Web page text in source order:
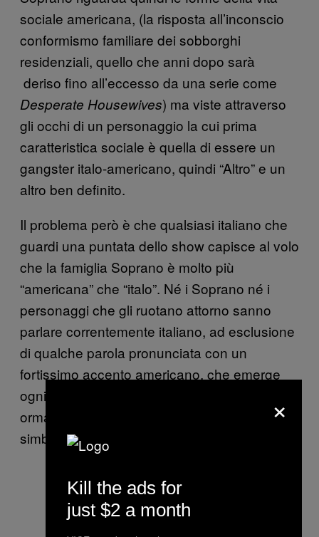
sociale americana, (la risposta all’inconscio
conformismo familiare dei sobborghi
residenziali, quello che anni dopo sarà
deriso fino all’eccesso da una serie come
Desperate Housewives) ma viste attraverso
gli occhi di un personaggio la cui prima
caratteristica sociale è quella di essere un
gangster italo-americano, quindi “Altro” e un
altro ben definito.
Il problema però è che qualsiasi italiano che
guardi una puntata dello show capisce al volo
che la famiglia Soprano è molto più
“americana” che “italo”. Né i Soprano né i
personaggi che gli ruotano attorno sanno
parlare correntemente italiano, ad esclusione
di qualche parola pronunciata con un
fortissimo accento americano, che emerge
ogni tanto come il ricordo di un tempo lontano
ormai perduto ma ancora fortemente
simbolico.
×
Kill the ads for
just $2 a month